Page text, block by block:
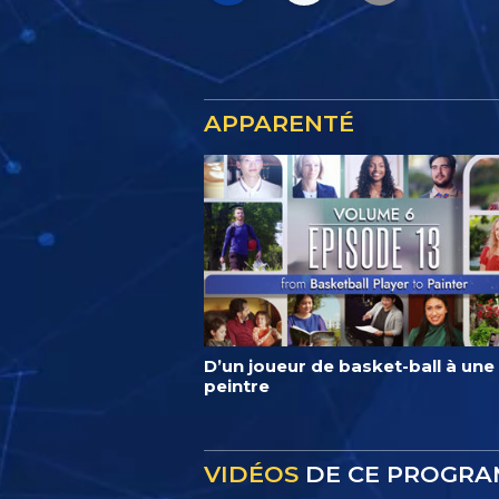
APPARENTÉ
D’un joueur de basket-ball à une
peintre
VIDÉOS DE CE